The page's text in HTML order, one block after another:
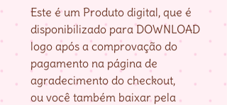
Este é um Produto digital, que é
disponibilizado para DOWNLOAD
logo após a comprovação do
pagamento na página de
agradecimento do checkout,
ou você também baixar pela